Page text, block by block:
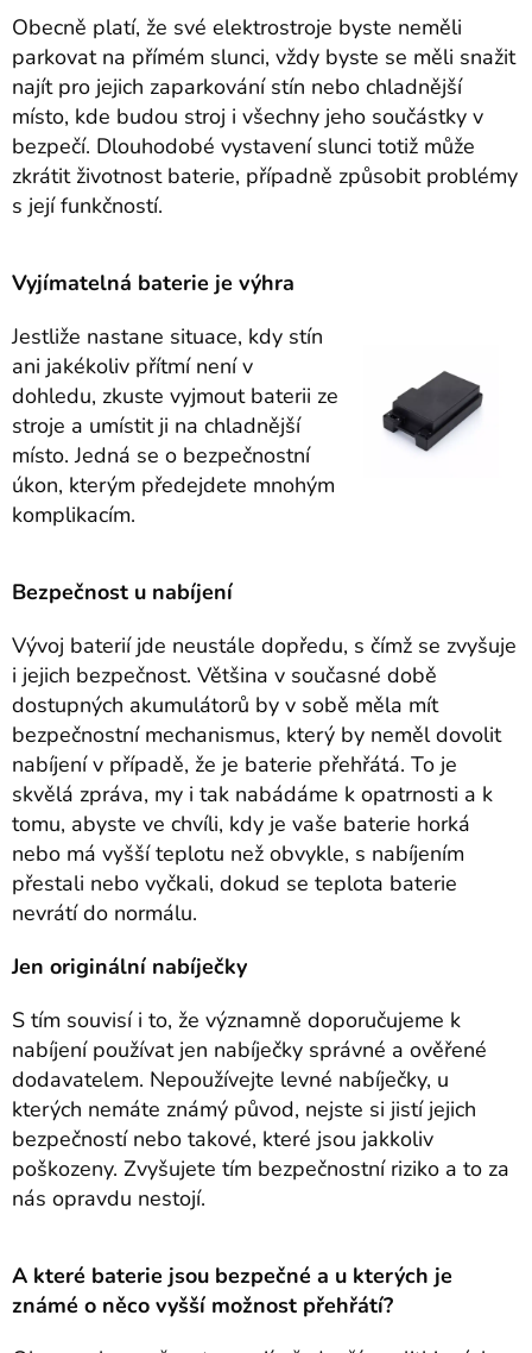
Obecně platí, že své elektrostroje byste neměli
parkovat na přímém slunci, vždy byste se měli snažit
najít pro jejich zaparkování stín nebo chladnější
místo, kde budou stroj i všechny jeho součástky v
bezpečí. Dlouhodobé vystavení slunci totiž může
zkrátit životnost baterie, případně způsobit problémy
s její funkčností.
Vyjímatelná baterie je výhra
Jestliže nastane situace, kdy stín
ani jakékoliv přítmí není v
dohledu, zkuste vyjmout baterii ze
stroje a umístit ji na chladnější
místo. Jedná se o bezpečnostní
úkon, kterým předejdete mnohým
komplikacím.
Bezpečnost u nabíjení
Vývoj baterií jde neustále dopředu, s čímž se zvyšuje
i jejich bezpečnost. Většina v současné době
dostupných akumulátorů by v sobě měla mít
bezpečnostní mechanismus, který by neměl dovolit
nabíjení v případě, že je baterie přehřátá. To je
skvělá zpráva, my i tak nabádáme k opatrnosti a k
tomu, abyste ve chvíli, kdy je vaše baterie horká
nebo má vyšší teplotu než obvykle, s nabíjením
přestali nebo vyčkali, dokud se teplota baterie
nevrátí do normálu.
Jen originální nabíječky
S tím souvisí i to, že významně doporučujeme k
nabíjení používat jen nabíječky správné a ověřené
dodavatelem. Nepoužívejte levné nabíječky, u
kterých nemáte známý původ, nejste si jistí jejich
bezpečností nebo takové, které jsou jakkoliv
poškozeny. Zvyšujete tím bezpečnostní riziko a to za
nás opravdu nestojí.
A které baterie jsou bezpečné a u kterých je
známé o něco vyšší možnost přehřátí?